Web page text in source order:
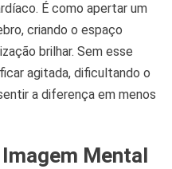
É como apertar um
criando o espaço
brilhar. Sem esse
agitada, dificultando o
a diferença em menos
Mental